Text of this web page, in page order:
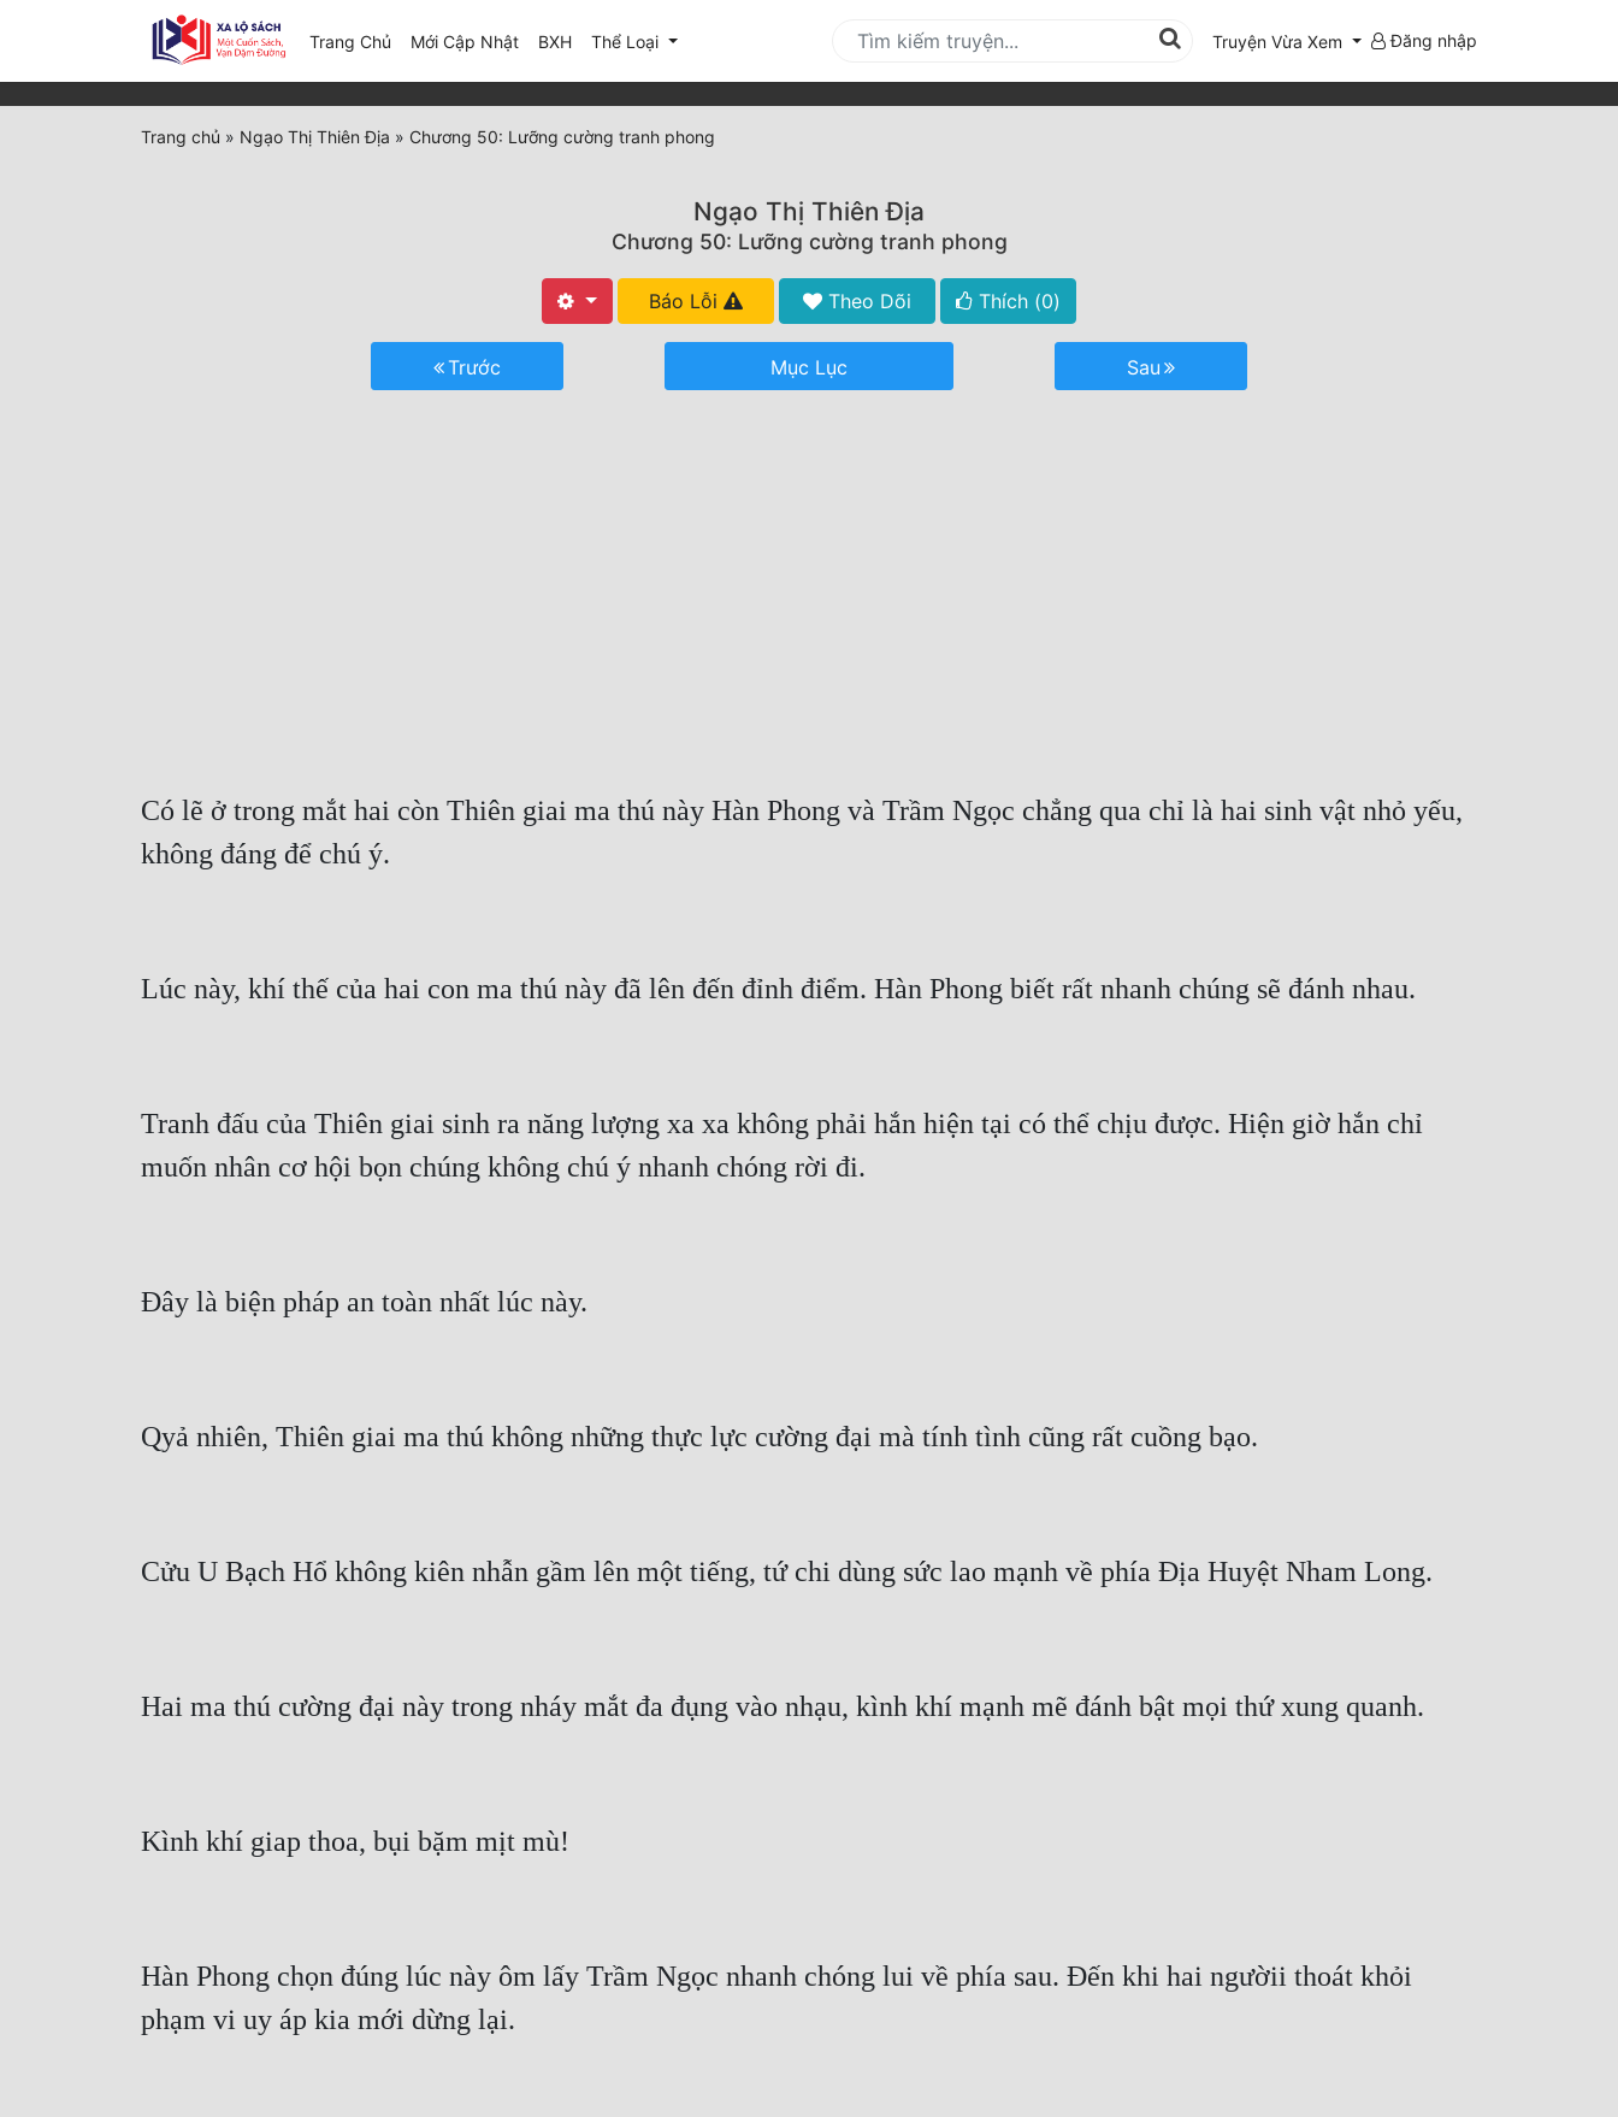
Trang Chủ Mới Cập Nhật(current)
BXH Thể Loại Truyện Vừa Xem Đăng nhập
Trang chủ » Ngạo Thị Thiên Địa » Chương 50: Lưỡng cường tranh phong
Ngạo Thị Thiên Địa
Chương 50: Lưỡng cường tranh phong
Báo Lỗi Theo Dõi Thích (0)
Trước Mục Lục Sau
Có lẽ ở trong mắt hai còn Thiên giai ma thú này Hàn Phong và Trầm Ngọc chẳng qua chỉ là hai sinh vật nhỏ yếu,
không đáng để chú ý.
Lúc này, khí thế của hai con ma thú này đã lên đến đỉnh điểm. Hàn Phong biết rất nhanh chúng sẽ đánh nhau.
Tranh đấu của Thiên giai sinh ra năng lượng xa xa không phải hắn hiện tại có thể chịu được. Hiện giờ hắn chỉ
muốn nhân cơ hội bọn chúng không chú ý nhanh chóng rời đi.
Đây là biện pháp an toàn nhất lúc này.
Qyả nhiên, Thiên giai ma thú không những thực lực cường đại mà tính tình cũng rất cuồng bạo.
Cửu U Bạch Hổ không kiên nhẫn gầm lên một tiếng, tứ chi dùng sức lao mạnh về phía Địa Huyệt Nham Long.
Hai ma thú cường đại này trong nháy mắt đa đụng vào nhạu, kình khí mạnh mẽ đánh bật mọi thứ xung quanh.
Kình khí giap thoa, bụi bặm mịt mù!
Hàn Phong chọn đúng lúc này ôm lấy Trầm Ngọc nhanh chóng lui về phía sau. Đến khi hai ngườii thoát khỏi
phạm vi uy áp kia mới dừng lại.